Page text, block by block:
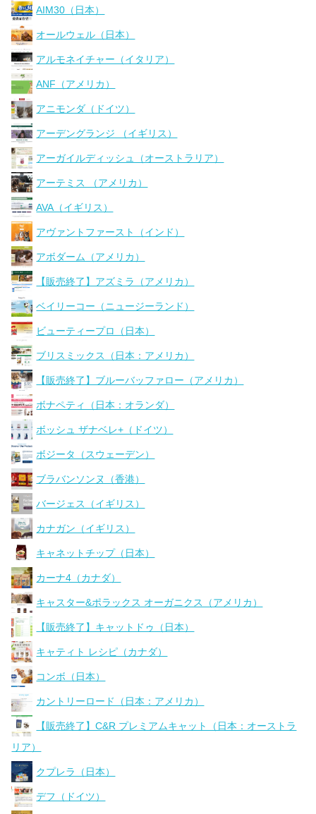
AIM30（日本）
オールウェル（日本）
アルモネイチャー（イタリア）
ANF（アメリカ）
アニモンダ（ドイツ）
アーデングランジ （イギリス）
アーガイルディッシュ（オーストラリア）
アーテミス （アメリカ）
AVA（イギリス）
アヴァントファースト（インド）
アボダーム（アメリカ）
【販売終了】アズミラ（アメリカ）
ベイリーコー（ニュージーランド）
ビューティープロ（日本）
ブリスミックス（日本：アメリカ）
【販売終了】ブルーバッファロー（アメリカ）
ボナペティ（日本：オランダ）
ボッシュ ザナベレ+（ドイツ）
ボジータ（スウェーデン）
ブラバンソンヌ（香港）
バージェス（イギリス）
カナガン（イギリス）
キャネットチップ（日本）
カーナ4（カナダ）
キャスター&ポラックス オーガニクス（アメリカ）
【販売終了】キャットドゥ（日本）
キャティト レシピ（カナダ）
コンボ（日本）
カントリーロード（日本：アメリカ）
【販売終了】C&R プレミアムキャット（日本：オーストラ
リア）
クプレラ（日本）
デフ（ドイツ）